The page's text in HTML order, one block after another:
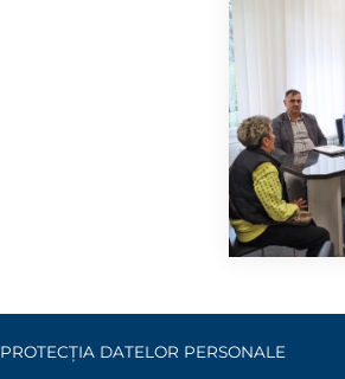
PROTECȚIA DATELOR PERSONALE